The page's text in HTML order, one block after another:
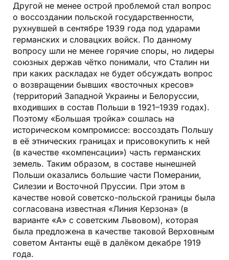
Другой не менее острой проблемой стал вопрос
о воссоздании польской государственности,
рухнувшей в сентябре 1939 года под ударами
германских и словацких войск. По данному
вопросу шли не менее горячие споры, но лидеры
союзных держав чётко понимали, что Сталин ни
при каких раскладах не будет обсуждать вопрос
о возвращении бывших «восточных кресов»
(территорий Западной Украины и Белоруссии,
входивших в состав Польши в 1921–1939 годах).
Поэтому «Большая тройка» сошлась на
историческом компромиссе: воссоздать Польшу
в её этнических границах и присовокупить к ней
(в качестве «компенсации») часть германских
земель. Таким образом, в составе нынешней
Польши оказались большие части Померании,
Силезии и Восточной Пруссии. При этом в
качестве новой советско-польской границы была
согласована известная «Линия Керзона» (в
варианте «А» с советским Львовом), которая
была предложена в качестве таковой Верховным
советом Антанты ещё в далёком декабре 1919
года.